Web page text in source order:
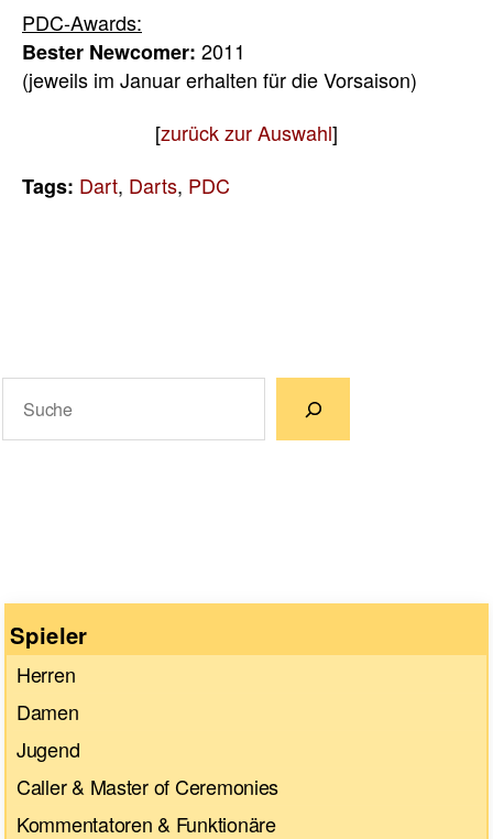
PDC-Awards:
Bester Newcomer: 2011
(jeweils im Januar erhalten für die Vorsaison)
[zurück zur Auswahl]
Tags: Dart, Darts, PDC
Spieler
Herren
Damen
Jugend
Caller & Master of Ceremonies
Kommentatoren & Funktionäre